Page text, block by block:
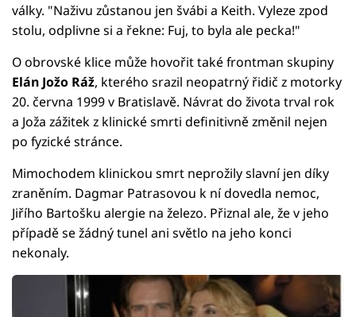
války. "Naživu zůstanou jen švábi a Keith. Vyleze zpod
stolu, odplivne si a řekne: Fuj, to byla ale pecka!"
O obrovské klice může hovořit také frontman skupiny
Elán Jožo Ráž, kterého srazil neopatrný řidič z motorky
20. června 1999 v Bratislavě. Návrat do života trval rok
a Joža zážitek z klinické smrti definitivně změnil nejen
po fyzické stránce.
Mimochodem klinickou smrt neprožily slavní jen díky
zraněním. Dagmar Patrasovou k ní dovedla nemoc,
Jiřího Bartošku alergie na železo. Přiznal ale, že v jeho
případě se žádný tunel ani světlo na jeho konci
nekonaly.